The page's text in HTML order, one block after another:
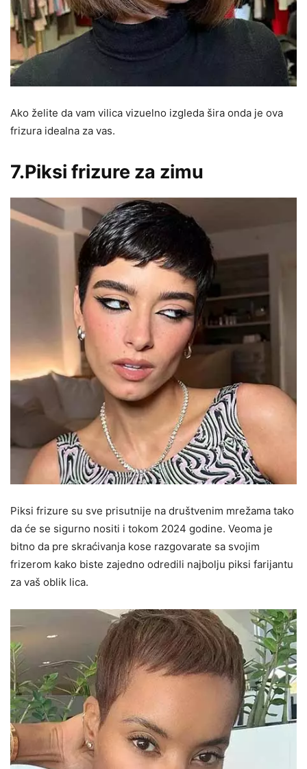
Ako želite da vam vilica vizuelno izgleda šira onda je ova
frizura idealna za vas.
7.Piksi frizure za zimu
Piksi frizure su sve prisutnije na društvenim mrežama tako
da će se sigurno nositi i tokom 2024 godine. Veoma je
bitno da pre skraćivanja kose razgovarate sa svojim
frizerom kako biste zajedno odredili najbolju piksi farijantu
za vaš oblik lica.